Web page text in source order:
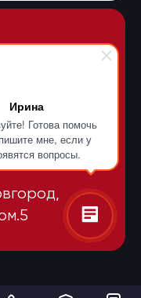
Ирина
Готова помочь
мне, если у
вопросы.